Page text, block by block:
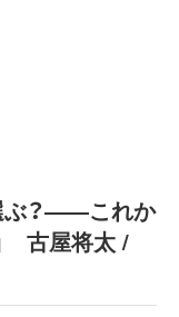
ぶ？――これか
古屋将太 /